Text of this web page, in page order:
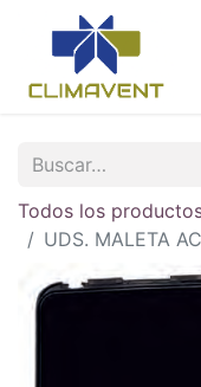
Todos los
UDS. MALETA